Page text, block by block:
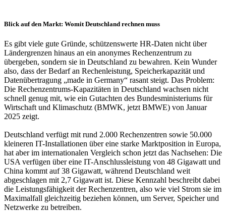
Blick auf den Markt: Womit Deutschland rechnen muss
Es gibt viele gute Gründe, schützenswerte HR-Daten nicht über
Ländergrenzen hinaus an ein anonymes Rechenzentrum zu
übergeben, sondern sie in Deutschland zu bewahren. Kein Wunder
also, dass der Bedarf an Rechenleistung, Speicherkapazität und
Datenübertragung „made in Germany“ rasant steigt. Das Problem:
Die Rechenzentrums-Kapazitäten in Deutschland wachsen nicht
schnell genug mit, wie ein Gutachten des Bundesministeriums für
Wirtschaft und Klimaschutz (BMWK, jetzt BMWE) von Januar
2025 zeigt.
Deutschland verfügt mit rund 2.000 Rechenzentren sowie 50.000
kleineren IT-Installationen über eine starke Marktposition in Europa,
hat aber im internationalen Vergleich schon jetzt das Nachsehen: Die
USA verfügen über eine IT-Anschlussleistung von 48 Gigawatt und
China kommt auf 38 Gigawatt, während Deutschland weit
abgeschlagen mit 2,7 Gigawatt ist. Diese Kennzahl beschreibt dabei
die Leistungsfähigkeit der Rechenzentren, also wie viel Strom sie im
Maximalfall gleichzeitig beziehen können, um Server, Speicher und
Netzwerke zu betreiben.